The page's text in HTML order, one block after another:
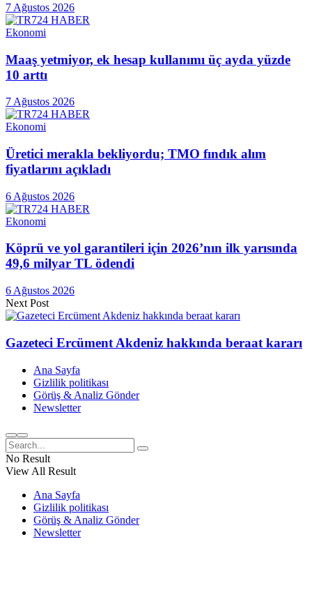
7 Ağustos 2026
Ekonomi
Maaş yetmiyor, ek hesap kullanımı üç ayda yüzde
10 arttı
7 Ağustos 2026
Ekonomi
Üretici merakla bekliyordu; TMO fındık alım
fiyatlarını açıkladı
6 Ağustos 2026
Ekonomi
Köprü ve yol garantileri için 2026’nın ilk yarısında
49,6 milyar TL ödendi
6 Ağustos 2026
Next Post
Gazeteci Ercüment Akdeniz hakkında beraat kararı
Ana Sayfa
Gizlilik politikası
Görüş & Analiz Gönder
Newsletter
No Result
View All Result
Ana Sayfa
Gizlilik politikası
Görüş & Analiz Gönder
Newsletter